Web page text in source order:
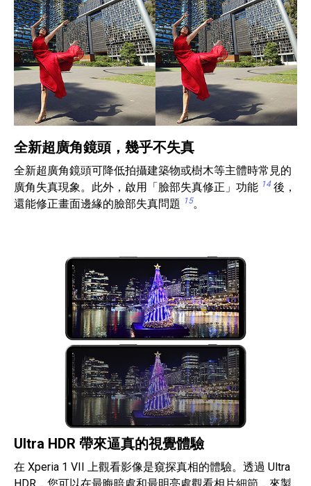
全新超廣角鏡頭，幾乎不失真
全新超廣角鏡頭可降低拍攝建築物或樹木等主體時常見的
廣角失真現象。此外，啟用「臉部失真修正」功能 14 後，
還能修正畫面邊緣的臉部失真問題 15。
Ultra HDR 帶來逼真的視覺體驗
在 Xperia 1 VII 上觀看影像是窺探真相的體驗。透過 Ultra